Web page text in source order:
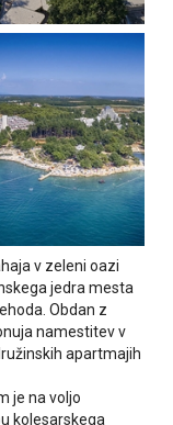
v zeleni oazi
jedra mesta
Obdan z
namestitev v
apartmajih
je na voljo
kolesarskega